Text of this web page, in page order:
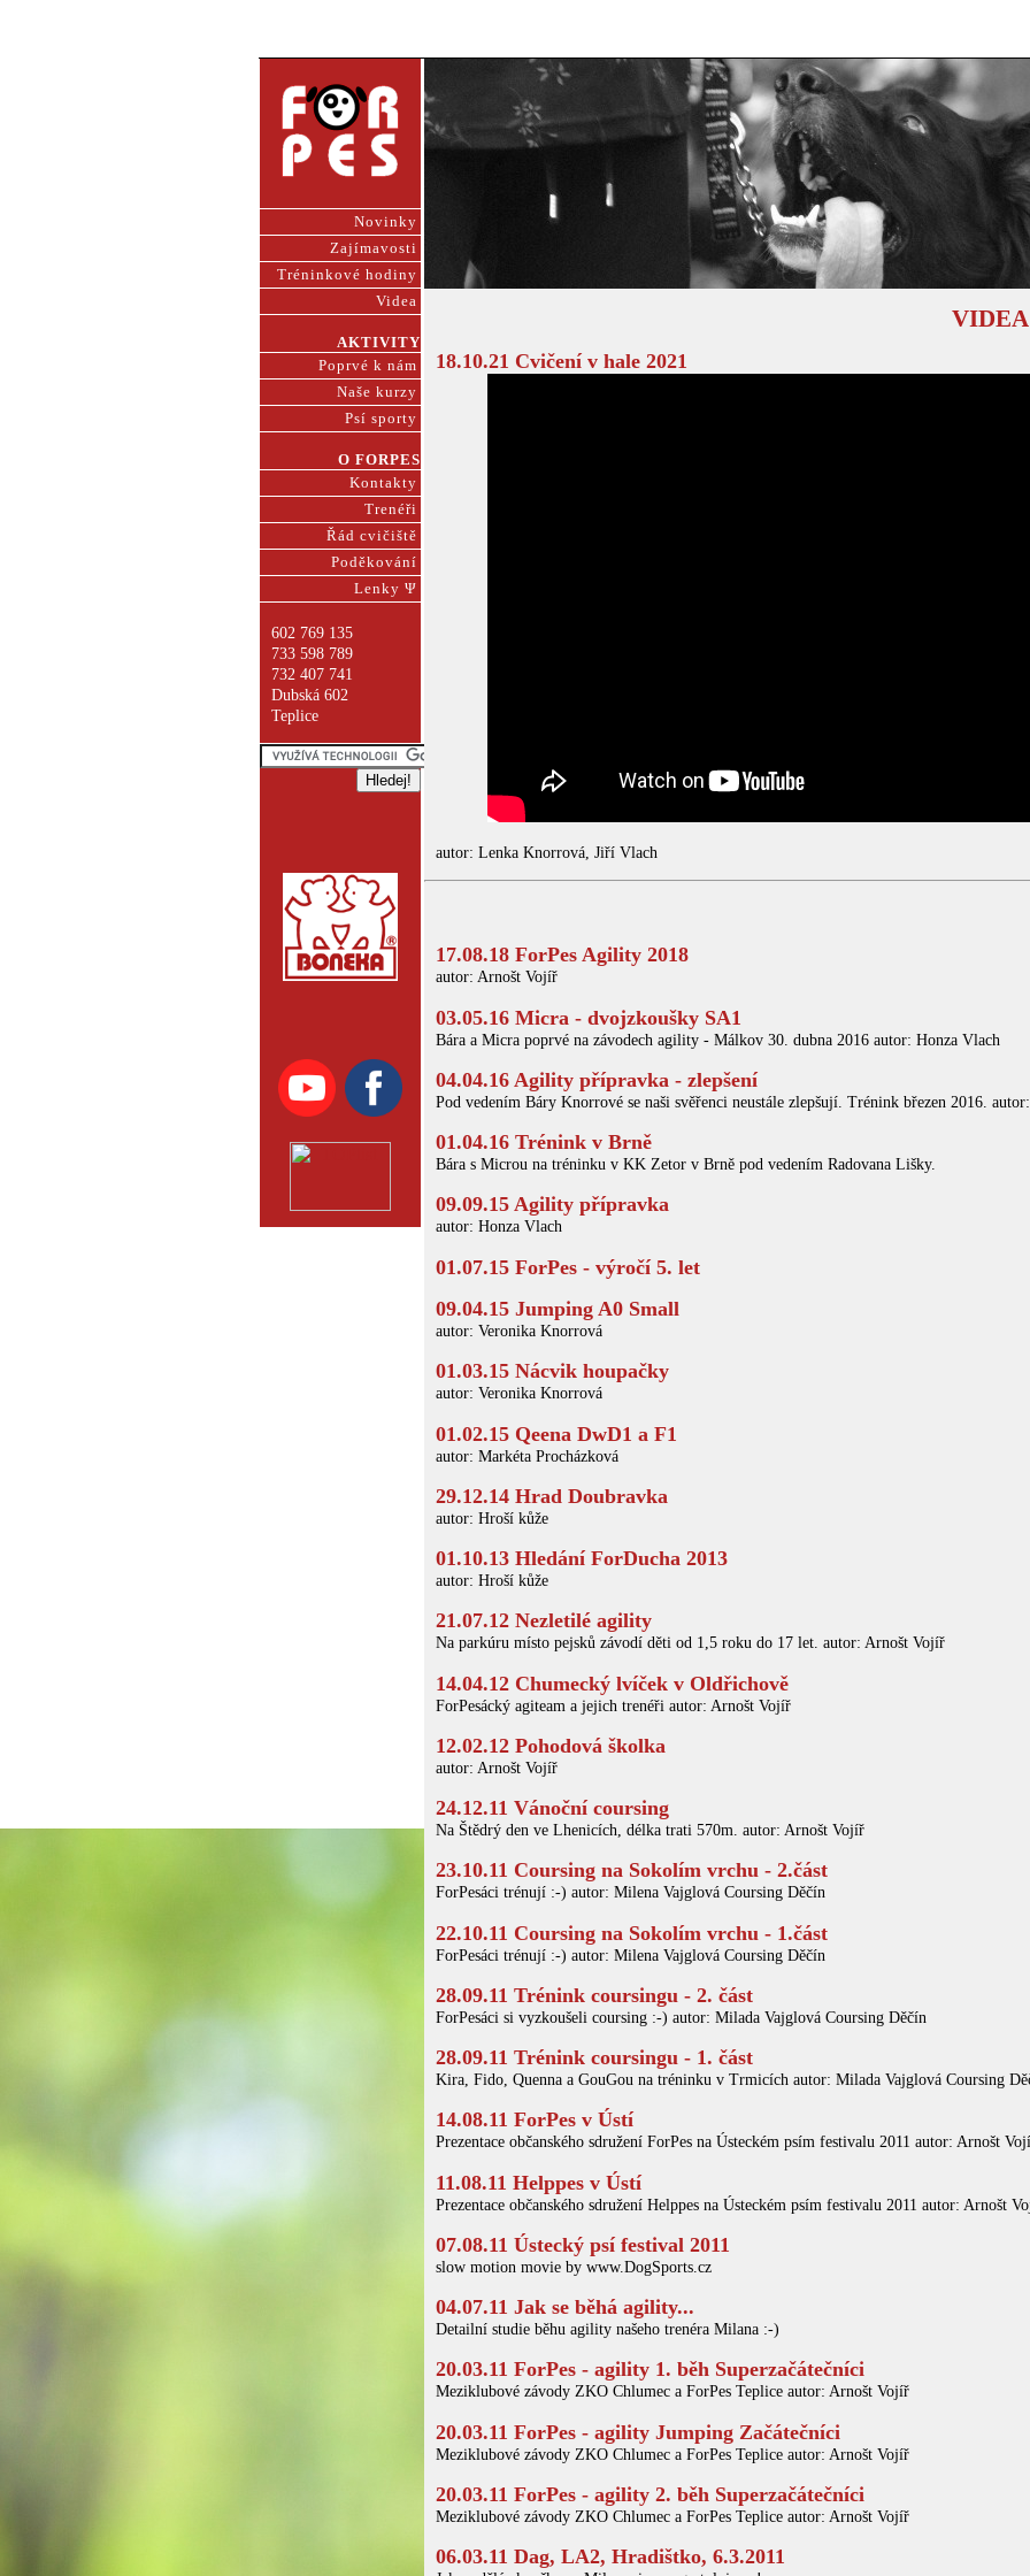
Novinky
Zajímavosti
Tréninkové hodiny
Videa
AKTIVITY
Poprvé k nám
Naše kurzy
Psí sporty
O FORPES
Kontakty
Trenéři
Řád cvičiště
Poděkování
Lenky Ψ
602 769 135
733 598 789
732 407 741
Dubská 602
Teplice
18.10.21 Cvičení v hale 2021
autor: Lenka Knorrová, Jiří Vlach
17.08.18 ForPes Agility 2018
autor: Arnošt Vojíř
03.05.16 Micra - dvojzkoušky SA1
Bára a Micra poprvé na závodech agility - Málkov 30. dubna 2016 autor: Honza Vlach
04.04.16 Agility přípravka - zlepšení
Pod vedením Báry Knorrové se naši svěřenci neustále zlepšují. Trénink březen 2016.
01.04.16 Trénink v Brně
Bára s Microu na tréninku v KK Zetor v Brně pod vedením Radovana Lišky.
09.09.15 Agility přípravka
autor: Honza Vlach
01.07.15 ForPes - výročí 5. let
09.04.15 Jumping A0 Small
autor: Veronika Knorrová
01.03.15 Nácvik houpačky
autor: Veronika Knorrová
01.02.15 Qeena DwD1 a F1
autor: Markéta Procházková
29.12.14 Hrad Doubravka
autor: Hroší kůže
01.10.13 Hledání ForDucha 2013
autor: Hroší kůže
21.07.12 Nezletilé agility
Na parkúru místo pejsků závodí děti od 1,5 roku do 17 let. autor: Arnošt Vojíř
14.04.12 Chumecký lvíček v Oldřichově
ForPesácký agiteam a jejich trenéři autor: Arnošt Vojíř
12.02.12 Pohodová školka
autor: Arnošt Vojíř
24.12.11 Vánoční coursing
Na Štědrý den ve Lhenicích, délka trati 570m. autor: Arnošt Vojíř
23.10.11 Coursing na Sokolím vrchu - 2.část
ForPesáci trénují :-) autor: Milena Vajglová Coursing Děčín
22.10.11 Coursing na Sokolím vrchu - 1.část
ForPesáci trénují :-) autor: Milena Vajglová Coursing Děčín
28.09.11 Trénink coursingu - 2. část
ForPesáci si vyzkoušeli coursing :-) autor: Milada Vajglová Coursing Děčín
28.09.11 Trénink coursingu - 1. část
Kira, Fido, Quenna a GouGou na tréninku v Trmicích autor: Milada Vajglová Coursing
14.08.11 ForPes v Ústí
Prezentace občanského sdružení ForPes na Ústeckém psím festivalu 2011 autor: Arnošt
11.08.11 Helppes v Ústí
Prezentace občanského sdružení Helppes na Ústeckém psím festivalu 2011 autor: Arnošt
07.08.11 Ústecký psí festival 2011
slow motion movie by www.DogSports.cz
04.07.11 Jak se běhá agility...
Detailní studie běhu agility našeho trenéra Milana :-)
20.03.11 ForPes - agility 1. běh Superzačátečníci
Meziklubové závody ZKO Chlumec a ForPes Teplice autor: Arnošt Vojíř
20.03.11 ForPes - agility Jumping Začátečníci
Meziklubové závody ZKO Chlumec a ForPes Teplice autor: Arnošt Vojíř
20.03.11 ForPes - agility 2. běh Superzačátečníci
Meziklubové závody ZKO Chlumec a ForPes Teplice autor: Arnošt Vojíř
06.03.11 Dag, LA2, Hradištko, 6.3.2011